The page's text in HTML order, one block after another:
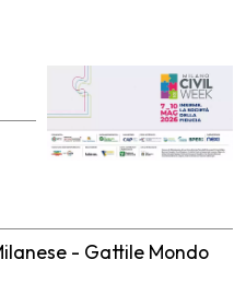
- Gattile Mondo